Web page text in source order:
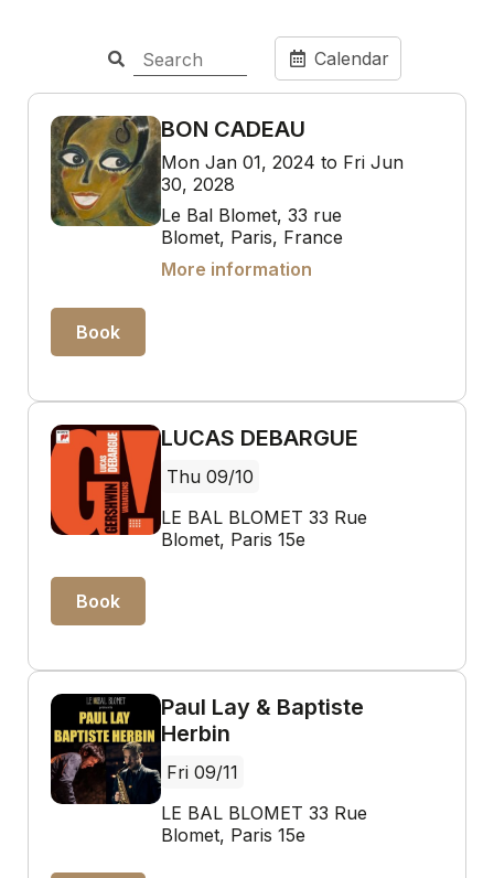
Calendar
BON CADEAU
Mon Jan 01, 2024 to Fri Jun
30, 2028
Le Bal Blomet, 33 rue
Blomet, Paris, France
More information
Book
LUCAS DEBARGUE
Thu 09/10
LE BAL BLOMET 33 Rue
Blomet, Paris 15e
Book
Paul Lay & Baptiste
Herbin
Fri 09/11
LE BAL BLOMET 33 Rue
Blomet, Paris 15e